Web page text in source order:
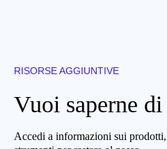
RISORSE AGGIUNTIVE
Vuoi saperne
Accedi a informazioni sui